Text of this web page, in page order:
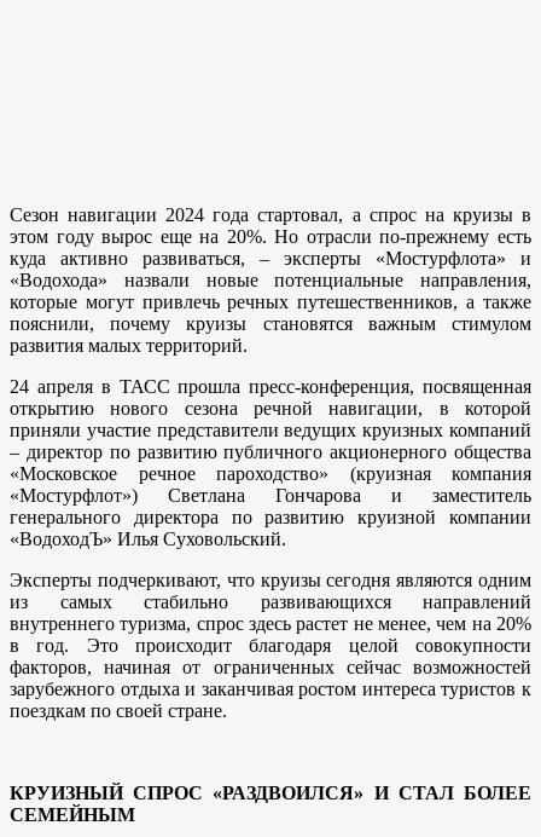
Сезон навигации 2024 года стартовал, а спрос на круизы в
этом году вырос еще на 20%. Но отрасли по-прежнему есть
куда активно развиваться, – эксперты «Мостурфлота» и
«Водохода» назвали новые потенциальные направления,
которые могут привлечь речных путешественников, а также
пояснили, почему круизы становятся важным стимулом
развития малых территорий.
24 апреля в ТАСС прошла пресс-конференция, посвященная
открытию нового сезона речной навигации, в которой
приняли участие представители ведущих круизных компаний
– директор по развитию публичного акционерного общества
«Московское речное пароходство» (круизная компания
«Мостурфлот») Светлана Гончарова и заместитель
генерального директора по развитию круизной компании
«ВодоходЪ» Илья Суховольский.
Эксперты подчеркивают, что круизы сегодня являются одним
из самых стабильно развивающихся направлений
внутреннего туризма, спрос здесь растет не менее, чем на 20%
в год. Это происходит благодаря целой совокупности
факторов, начиная от ограниченных сейчас возможностей
зарубежного отдыха и заканчивая ростом интереса туристов к
поездкам по своей стране.
КРУИЗНЫЙ СПРОС «РАЗДВОИЛСЯ» И СТАЛ БОЛЕЕ
СЕМЕЙНЫМ